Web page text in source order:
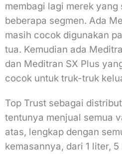
membagi lagi merek yang
beberapa segmen. Ada
masih cocok digunakan
tua. Kemudian ada
dan Meditran SX Plus
cocok untuk truk-truk
Top Trust sebagai
tentunya menjual semua
atas, lengkap dengan
kemasannya, dari 1 liter,